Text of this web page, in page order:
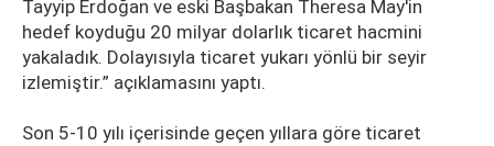
Tayyip Erdoğan ve eski Başbakan Theresa May'in
hedef koyduğu 20 milyar dolarlık ticaret hacmini
yakaladık. Dolayısıyla ticaret yukarı yönlü bir seyir
izlemiştir.” açıklamasını yaptı.
Son 5-10 yılı içerisinde geçen yıllara göre ticaret